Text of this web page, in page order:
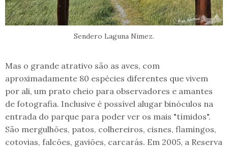
Sendero Laguna Nimez.
Mas o grande atrativo são as aves, com
aproximadamente 80 espécies diferentes que vivem
por ali, um prato cheio para observadores e amantes
de fotografia. Inclusive é possível alugar binóculos na
entrada do parque para poder ver os mais "tímidos".
São mergulhões, patos, colhereiros, cisnes, flamingos,
cotovias, falcões, gaviões, carcarás. Em 2005, a Reserva